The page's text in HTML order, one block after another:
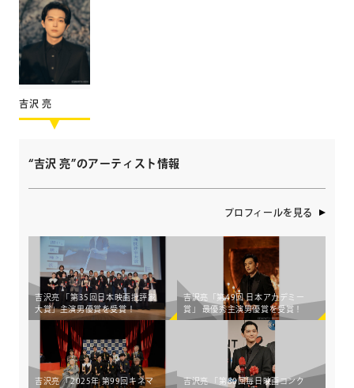
吉沢 亮
“吉沢 亮”のアーティスト情報
プロフィールを見る
吉沢亮 「第35回日本映画批評家
大賞」主演男優賞を受賞！
吉沢亮「第49回 日本アカデミー
賞」 最優秀主演男優賞を受賞！
吉沢亮 「2025年 第99回キネマ
吉沢亮 「第80回毎日映画コンク